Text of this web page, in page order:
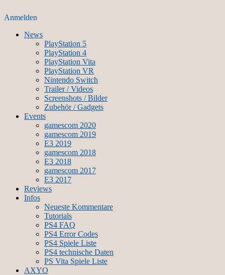
Anmelden
News
PlayStation 5
PlayStation 4
PlayStation Vita
PlayStation VR
Nintendo Switch
Trailer / Videos
Screenshots / Bilder
Zubehör / Gadgets
Events
gamescom 2020
gamescom 2019
E3 2019
gamescom 2018
E3 2018
gamescom 2017
E3 2017
Reviews
Infos
Neueste Kommentare
Tutorials
PS4 FAQ
PS4 Error Codes
PS4 Spiele Liste
PS4 technische Daten
PS Vita Spiele Liste
AXYO